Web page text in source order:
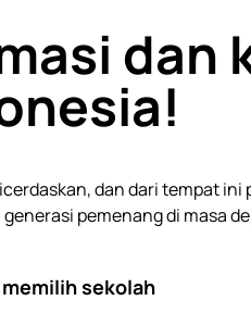
dan
dan dari tempat
pemenang di masa
sekolah